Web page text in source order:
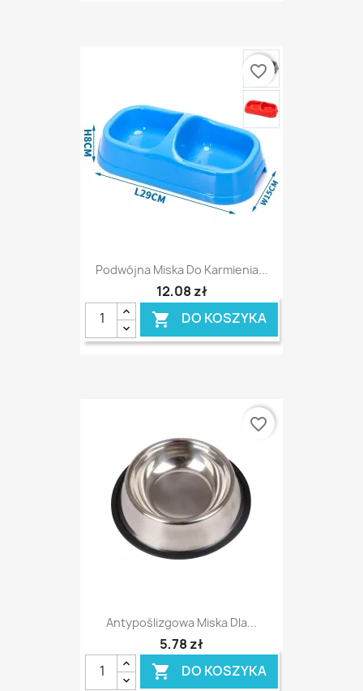
Podwójna Miska Do Karmienia...
12,08 zł
 DO KOSZYKA
favorite_border
Antypoślizgowa Miska Dla...
5,78 zł
 DO KOSZYKA
favorite_border